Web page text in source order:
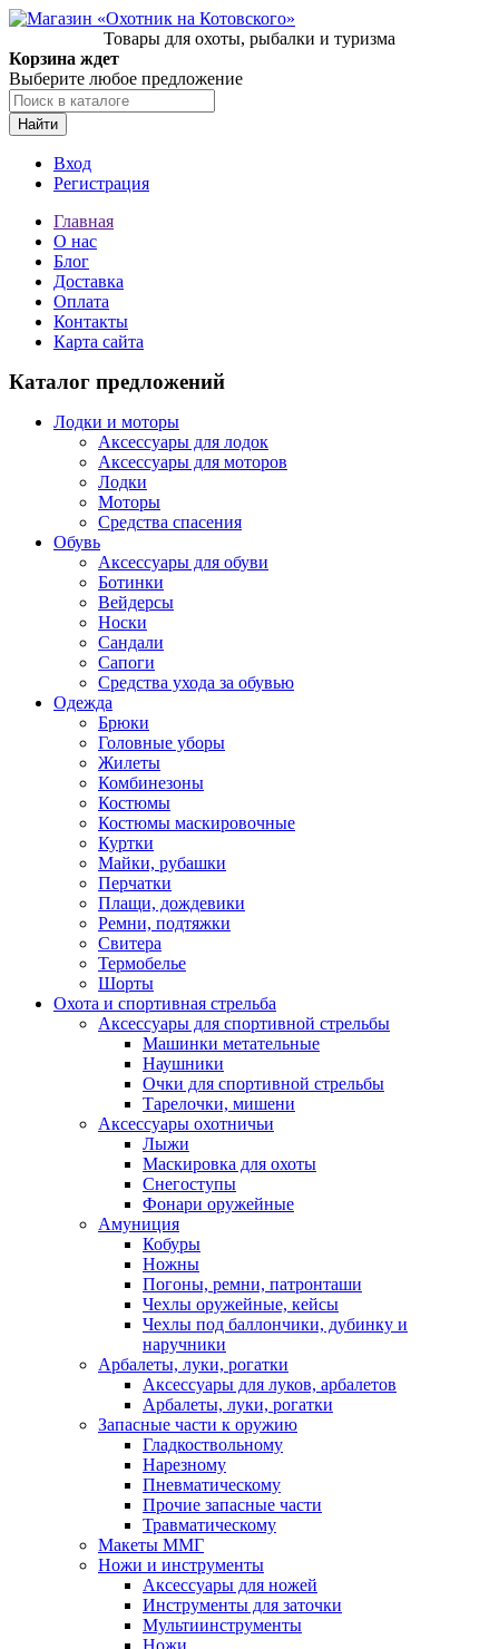
Товары для охоты, рыбалки и туризма
Корзина ждет
Выберите любое предложение
Найти
Вход
Регистрация
Главная
О нас
Блог
Доставка
Оплата
Контакты
Карта сайта
Каталог предложений
Лодки и моторы
Аксессуары для лодок
Аксессуары для моторов
Лодки
Моторы
Средства спасения
Обувь
Аксессуары для обуви
Ботинки
Вейдерсы
Носки
Сандали
Сапоги
Средства ухода за обувью
Одежда
Брюки
Головные уборы
Жилеты
Комбинезоны
Костюмы
Костюмы маскировочные
Куртки
Майки, рубашки
Перчатки
Плащи, дождевики
Ремни, подтяжки
Свитера
Термобелье
Шорты
Охота и спортивная стрельба
Аксессуары для спортивной стрельбы
Машинки метательные
Наушники
Очки для спортивной стрельбы
Тарелочки, мишени
Аксессуары охотничьи
Лыжи
Маскировка для охоты
Снегоступы
Фонари оружейные
Амуниция
Кобуры
Ножны
Погоны, ремни, патронташи
Чехлы оружейные, кейсы
Чехлы под баллончики, дубинку и
наручники
Арбалеты, луки, рогатки
Аксессуары для луков, арбалетов
Арбалеты, луки, рогатки
Запасные части к оружию
Гладкоствольному
Нарезному
Пневматическому
Прочие запасные части
Травматическому
Макеты ММГ
Ножи и инструменты
Аксессуары для ножей
Инструменты для заточки
Мультиинструменты
Ножи